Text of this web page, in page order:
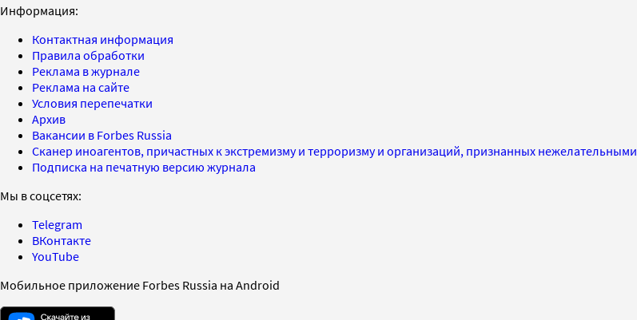
Информация:
Контактная информация
Правила обработки
Реклама в журнале
Реклама на сайте
Условия перепечатки
Архив
Вакансии в Forbes Russia
Сканер иноагентов, причастных к экстремизму и терроризму и организаций, признанных нежелательными
Подписка на печатную версию журнала
Мы в соцсетях:
Telegram
ВКонтакте
YouTube
Мобильное приложение Forbes Russia на Android